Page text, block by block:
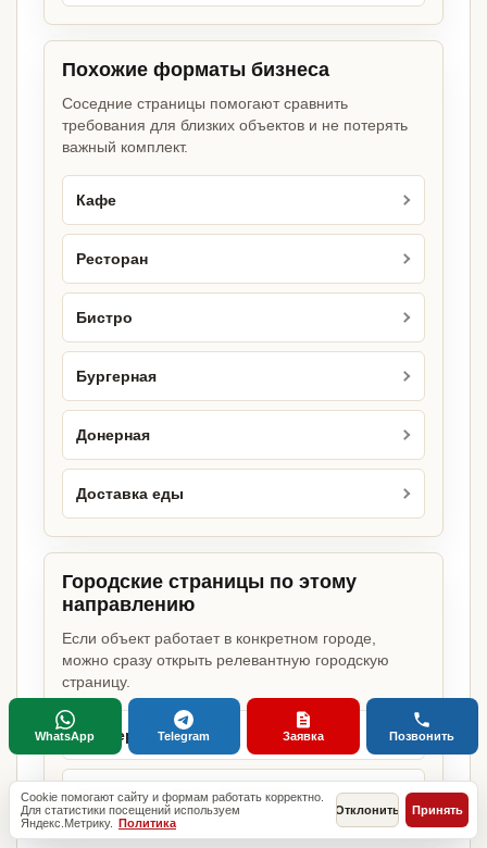
Похожие форматы бизнеса
Соседние страницы помогают сравнить
требования для близких объектов и не потерять
важный комплект.
Кафе
Ресторан
Бистро
Бургерная
Донерная
Доставка еды
Городские страницы по этому
направлению
Если объект работает в конкретном городе,
можно сразу открыть релевантную городскую
страницу.
Пиццерия в Москве
Пиццерия в Санкт-Петербурге
Cookie помогают сайту и формам работать корректно.
Для статистики посещений используем
Яндекс.Метрику. Политика
Отклонить Принять
WhatsApp Telegram Заявка Позвонить